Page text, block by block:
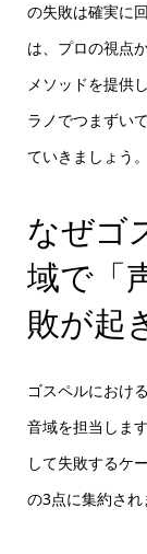
の失敗は確実に
は、プロの視点
メソッドを提供
ラノでつまずい
ていきましょう。
なぜゴ
域で「
敗が起
ゴスペルにおけ
音域を担当しま
して失敗するケ
の3点に集約され